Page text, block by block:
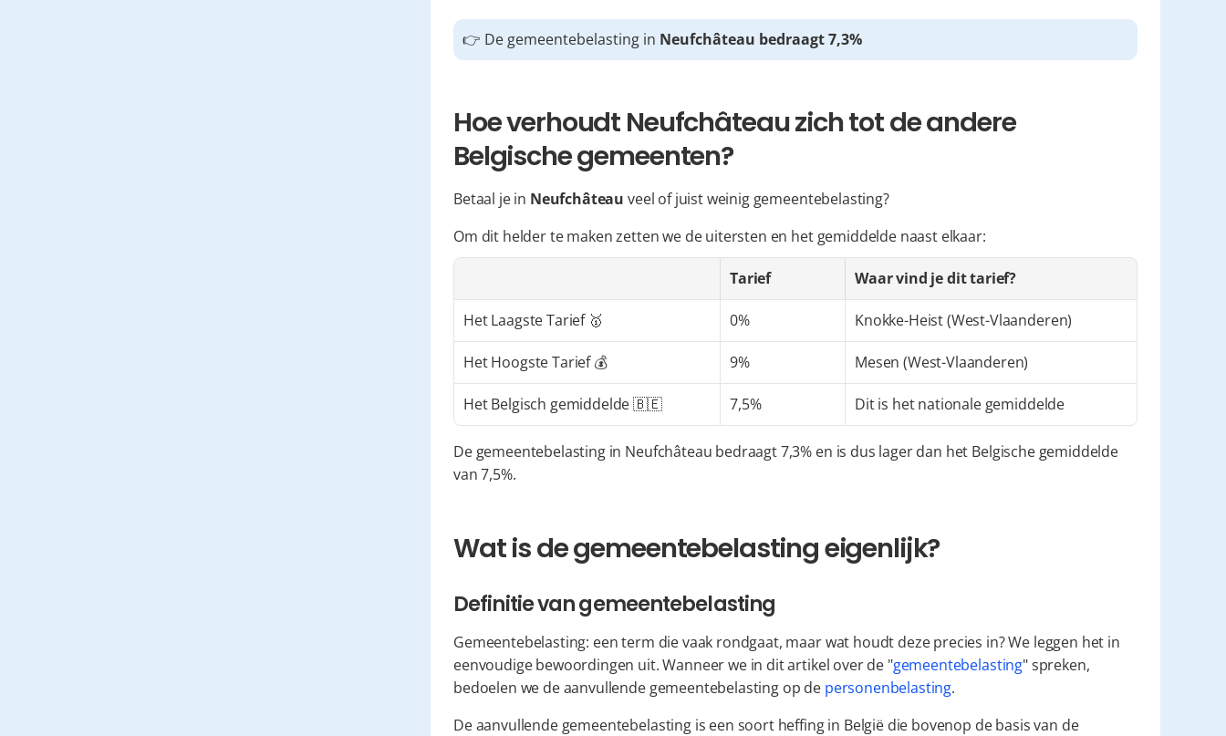
👉 De gemeentebelasting in Neufchâteau bedraagt 7,3%
Hoe verhoudt Neufchâteau zich tot de andere
Belgische gemeenten?
Betaal je in Neufchâteau veel of juist weinig gemeentebelasting?
Om dit helder te maken zetten we de uitersten en het gemiddelde naast elkaar:
Tarief Waar vind je dit tarief?
Het Laagste Tarief 🥇 0% Knokke-Heist (West-Vlaanderen)
Het Hoogste Tarief 💰 9% Mesen (West-Vlaanderen)
Het Belgisch gemiddelde 🇧🇪 7,5% Dit is het nationale gemiddelde
De gemeentebelasting in Neufchâteau bedraagt 7,3% en is dus lager dan het Belgische gemiddelde
van 7,5%.
Wat is de gemeentebelasting eigenlijk?
Definitie van gemeentebelasting
Gemeentebelasting: een term die vaak rondgaat, maar wat houdt deze precies in? We leggen het in
eenvoudige bewoordingen uit. Wanneer we in dit artikel over de "gemeentebelasting" spreken,
bedoelen we de aanvullende gemeentebelasting op de personenbelasting.
De aanvullende gemeentebelasting is een soort heffing in België die bovenop de basis van de